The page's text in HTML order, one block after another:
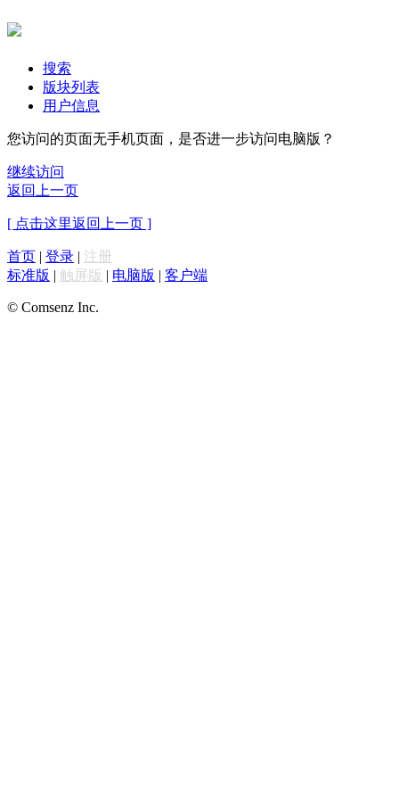
搜索
版块列表
用户信息
您访问的页面无手机页面，是否进一步访问电脑版？
继续访问
返回上一页
[ 点击这里返回上一页 ]
首页 | 登录 | 注册
标准版 | 触屏版 | 电脑版 | 客户端
© Comsenz Inc.